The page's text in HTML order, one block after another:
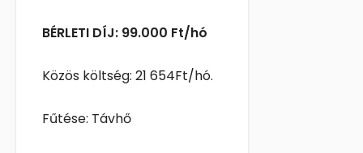
BÉRLETI DÍJ: 99.000 Ft/hó
Közös költség: 21 654Ft/hó.
Fűtése: Távhő